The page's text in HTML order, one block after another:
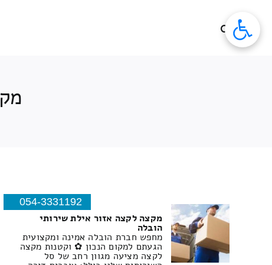
054-3331192
מקצה לקצה אזור אילת שירותי
הובלה
מחפש חברת הובלה אמינה ומקצועית
הגעתם למקום הנכון ✿ וקטנות מקצה
לקצה מציעה מגוון רחב של סל